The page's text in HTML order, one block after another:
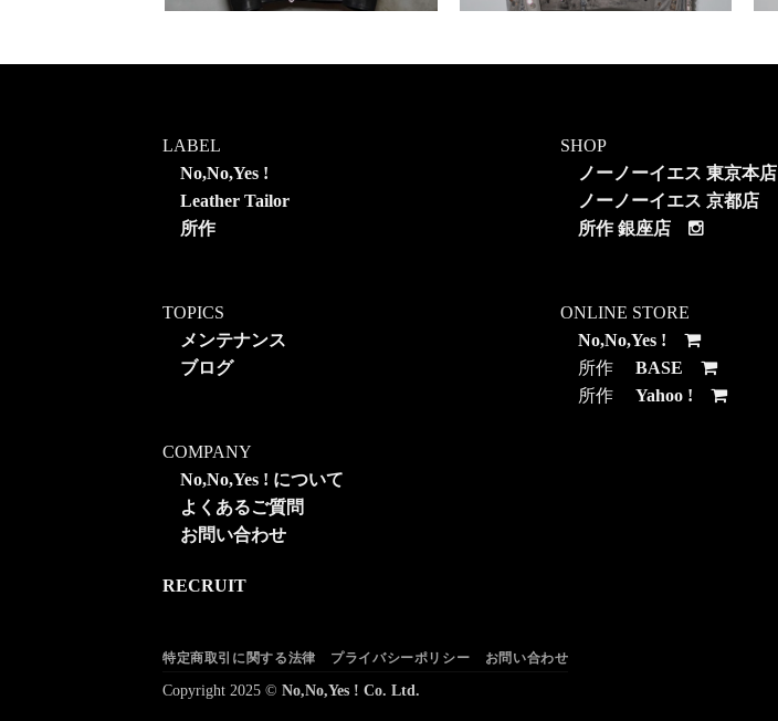
LABEL
No,No,Yes !
Leather Tailor
所作
TOPICS
メンテナンス
ブログ
COMPANY
No,No,Yes ! について
よくあるご質問
お問い合わせ
RECRUIT
SHOP
ノーノーイエス 東京本店
ノーノーイエス 京都店
所作 銀座店
ONLINE STORE
No,No,Yes !
所作 BASE
所作 Yahoo !
特定商取引に関する法律 プライバシーポリシー お問い合わせ
Copyright 2025 © No,No,Yes ! Co. Ltd.